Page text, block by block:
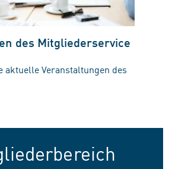
des Mitgliederservice
aktuelle Veranstaltungen des